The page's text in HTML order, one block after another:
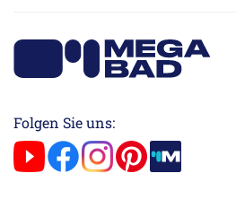
Folgen Sie uns: